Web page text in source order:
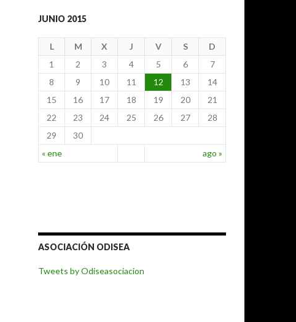
JUNIO 2015
L M X J V S D
« ene ago »
1 2 3 4 5 6
7
8
9 10 11 12 13
14
15
16 17 18 19 20
21
22
23 24 25 26 27
28
29
30
ASOCIACIÓN ODISEA
Tweets by Odiseasociacion